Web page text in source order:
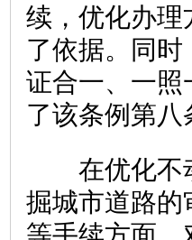
续，优化办理
了依据。同
证合一、一照
了该条例第
在优化不动
掘城市道路的